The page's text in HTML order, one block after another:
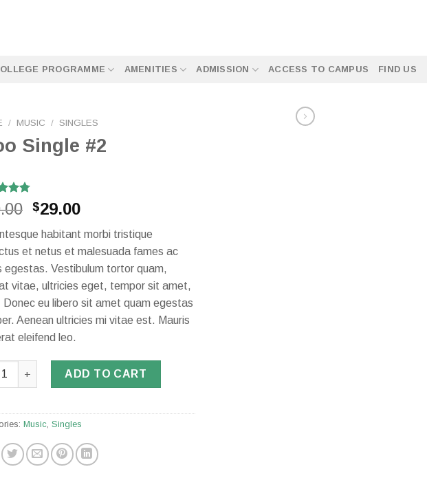
PROGRAMME AMENITIES ADMISSION ACCESS TO CAMPUS FIND US
/ MUSIC / SINGLES
Single #2
4.75
5
$29.00
habitant morbi tristique
et netus et malesuada fames ac
egestas. Vestibulum tortor quam,
vitae, ultricies eget, tempor sit amet,
Donec eu libero sit amet quam egestas
Aenean ultricies mi vitae est. Mauris
eleifend leo.
Single #2 quantity
ADD TO CART
Music Singles